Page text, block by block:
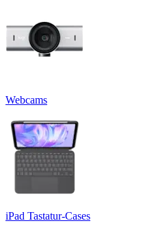
Webcams
iPad Tastatur-Cases